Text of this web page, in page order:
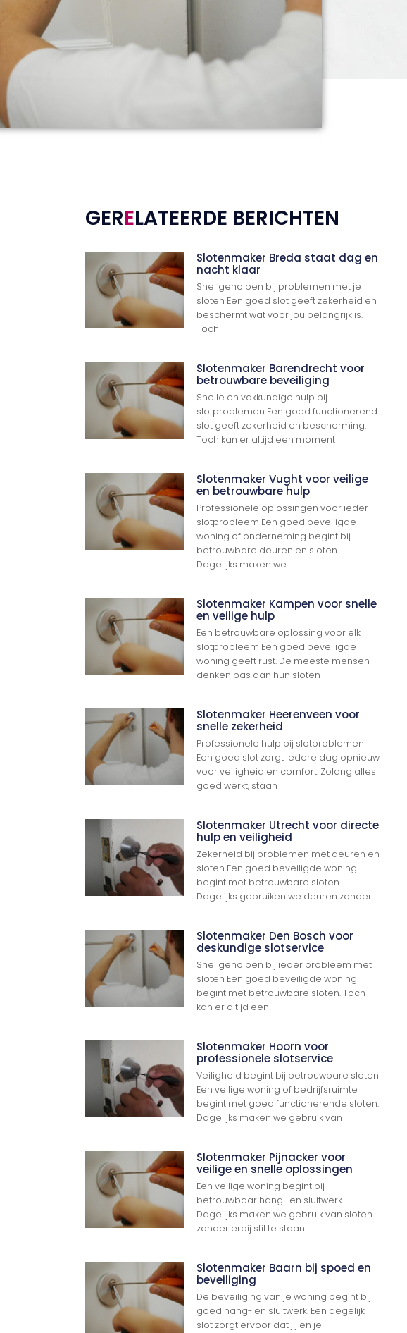
GERELATEERDE BERICHTEN
Slotenmaker Breda staat dag en
nacht klaar
Snel geholpen bij problemen met je
sloten Een goed slot geeft zekerheid en
beschermt wat voor jou belangrijk is.
Toch
Slotenmaker Barendrecht voor
betrouwbare beveiliging
Snelle en vakkundige hulp bij
slotproblemen Een goed functionerend
slot geeft zekerheid en bescherming.
Toch kan er altijd een moment
Slotenmaker Vught voor veilige
en betrouwbare hulp
Professionele oplossingen voor ieder
slotprobleem Een goed beveiligde
woning of onderneming begint bij
betrouwbare deuren en sloten.
Dagelijks maken we
Slotenmaker Kampen voor snelle
en veilige hulp
Een betrouwbare oplossing voor elk
slotprobleem Een goed beveiligde
woning geeft rust. De meeste mensen
denken pas aan hun sloten
Slotenmaker Heerenveen voor
snelle zekerheid
Professionele hulp bij slotproblemen
Een goed slot zorgt iedere dag opnieuw
voor veiligheid en comfort. Zolang alles
goed werkt, staan
Slotenmaker Utrecht voor directe
hulp en veiligheid
Zekerheid bij problemen met deuren en
sloten Een goed beveiligde woning
begint met betrouwbare sloten.
Dagelijks gebruiken we deuren zonder
Slotenmaker Den Bosch voor
deskundige slotservice
Snel geholpen bij ieder probleem met
sloten Een goed beveiligde woning
begint met betrouwbare sloten. Toch
kan er altijd een
Slotenmaker Hoorn voor
professionele slotservice
Veiligheid begint bij betrouwbare sloten
Een veilige woning of bedrijfsruimte
begint met goed functionerende sloten.
Dagelijks maken we gebruik van
Slotenmaker Pijnacker voor
veilige en snelle oplossingen
Een veilige woning begint bij
betrouwbaar hang- en sluitwerk.
Dagelijks maken we gebruik van sloten
zonder erbij stil te staan
Slotenmaker Baarn bij spoed en
beveiliging
De beveiliging van je woning begint bij
goed hang- en sluitwerk. Een degelijk
slot zorgt ervoor dat jij en je